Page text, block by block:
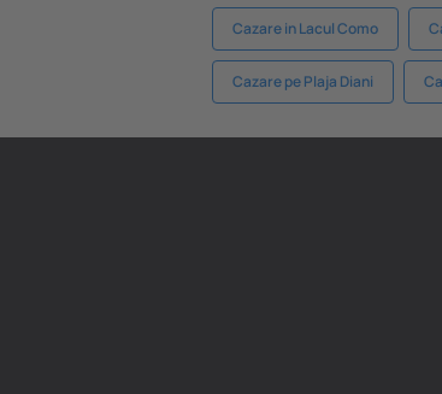
Cazare in Lacul Como
Cazare pe Plaja Diani